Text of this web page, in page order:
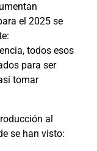
el 2025 se
todos esos
para ser
tomar
al
se han visto: